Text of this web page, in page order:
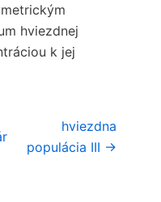
hviezdnej
k jej
hviezdna
populácia III →